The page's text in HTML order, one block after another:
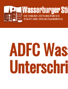
Skip
to
content
ADFC